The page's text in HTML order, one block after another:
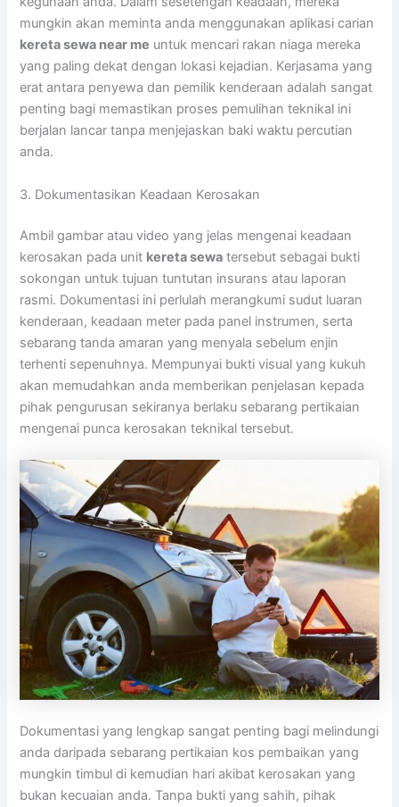
mungkin akan meminta anda menggunakan aplikasi carian
kereta sewa near me untuk mencari rakan niaga mereka
yang paling dekat dengan lokasi kejadian. Kerjasama yang
erat antara penyewa dan pemilik kenderaan adalah sangat
penting bagi memastikan proses pemulihan teknikal ini
berjalan lancar tanpa menjejaskan baki waktu percutian
anda.
3. Dokumentasikan Keadaan Kerosakan
Ambil gambar atau video yang jelas mengenai keadaan
kerosakan pada unit kereta sewa tersebut sebagai bukti
sokongan untuk tujuan tuntutan insurans atau laporan
rasmi. Dokumentasi ini perlulah merangkumi sudut luaran
kenderaan, keadaan meter pada panel instrumen, serta
sebarang tanda amaran yang menyala sebelum enjin
terhenti sepenuhnya. Mempunyai bukti visual yang kukuh
akan memudahkan anda memberikan penjelasan kepada
pihak pengurusan sekiranya berlaku sebarang pertikaian
mengenai punca kerosakan teknikal tersebut.
Dokumentasi yang lengkap sangat penting bagi melindungi
anda daripada sebarang pertikaian kos pembaikan yang
mungkin timbul di kemudian hari akibat kerosakan yang
bukan kecuaian anda. Tanpa bukti yang sahih, pihak